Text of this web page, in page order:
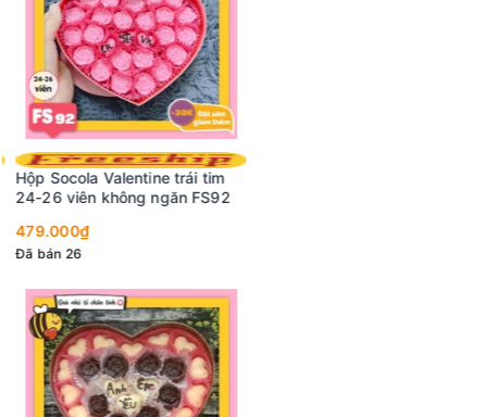
Hộp Socola Valentine trái tim
24-26 viên không ngăn FS92
479.000₫
Đã bán 26